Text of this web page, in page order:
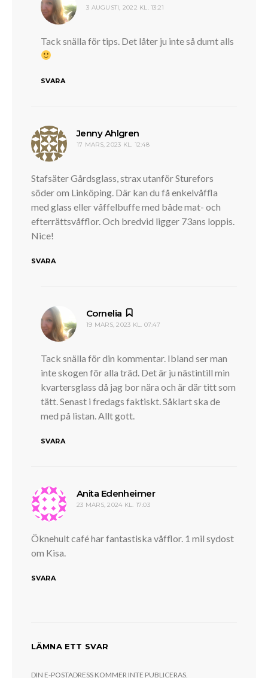
3 AUGUSTI, 2022 KL. 13:21
Tack snälla för tips. Det låter ju inte så dumt alls
SVARA
Jenny Ahlgren
17 MARS, 2023 KL. 12:48
Stafsäter Gårdsglass, strax utanför Sturefors
söder om Linköping. Där kan du få enkelvåffla
med glass eller våffelbuffe med både mat- och
efterrättsvåfflor. Och bredvid ligger 73ans loppis.
Nice!
SVARA
Cornelia skriver:
19 MARS, 2023 KL. 07:47
Tack snälla för din kommentar. Ibland ser man
inte skogen för alla träd. Det är ju nästintill min
kvartersglass då jag bor nära och är där titt som
tätt. Senast i fredags faktiskt. Såklart ska de
med på listan. Allt gott.
SVARA
Anita Edenheimerskriver:
23 MARS, 2024 KL. 17:03
Öknehult café har fantastiska våfflor. 1 mil sydost
om Kisa.
SVARA
LÄMNA ETT SVAR
DIN E-POSTADRESS KOMMER INTE PUBLICERAS.